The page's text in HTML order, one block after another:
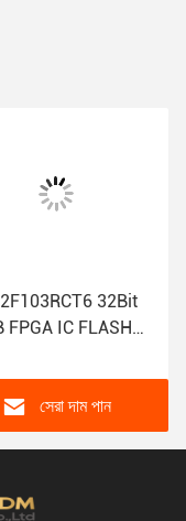
32Bit
FPGA IC FLASH
সহ
সেরা দাম পান